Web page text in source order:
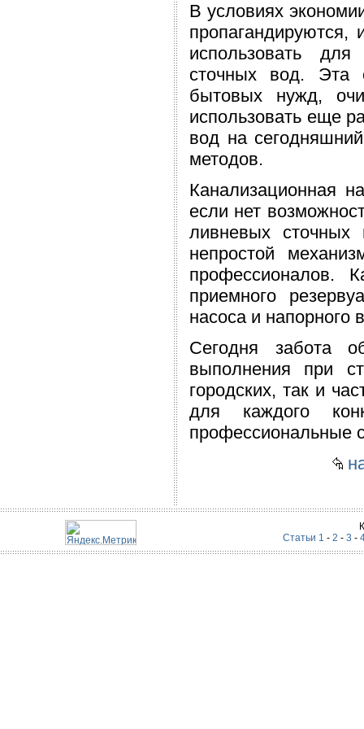
В условиях
использовать для
сточных вод. Эта
бытовых нужд,
использовать еще
вод на
методов.
Канализационная
если нет
ливневых сточных
непростой
профессионалов.
приемного
насоса и напорного
Сегодня забота
выполнения при
городских, так и
для каждого
профессиональные
Статьи 1 - 2 - 3 -